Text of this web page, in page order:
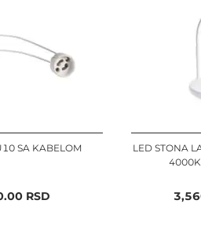
SA KABELOM
RSD
LED STONA